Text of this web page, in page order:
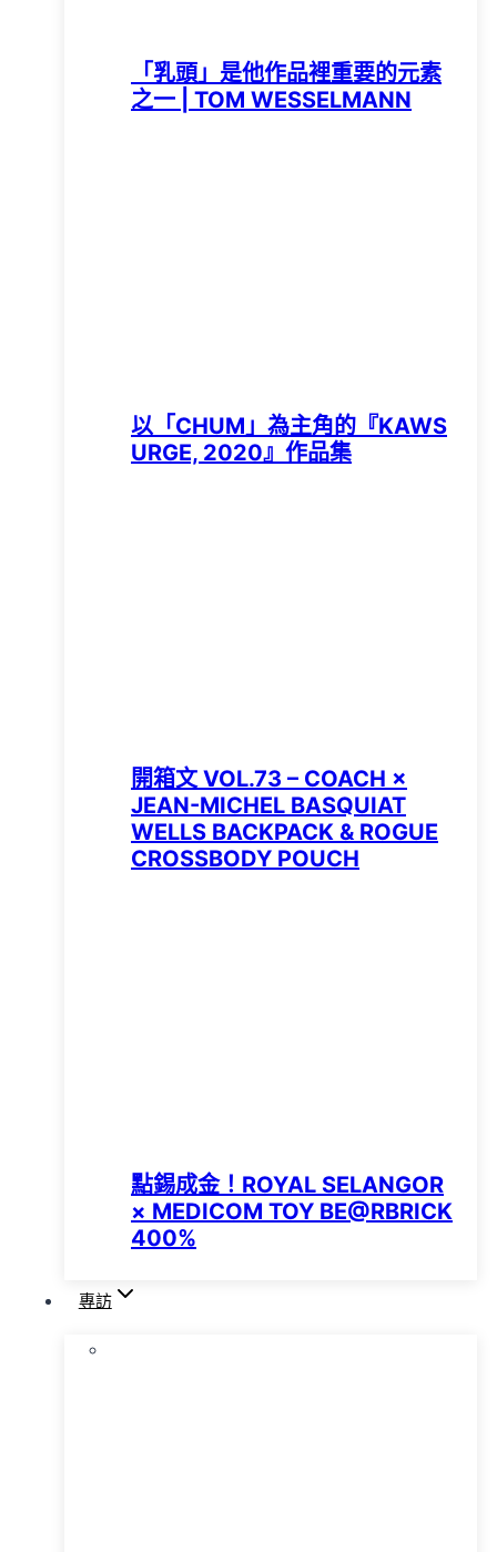
「乳頭」是他作品裡重要的元素
之一 | TOM WESSELMANN
以「CHUM」為主角的『KAWS
URGE, 2020』作品集
開箱文 VOL.73 – COACH ×
JEAN-MICHEL BASQUIAT
WELLS BACKPACK & ROGUE
CROSSBODY POUCH
點錫成金！ROYAL SELANGOR
× MEDICOM TOY BE@RBRICK
400%
專訪